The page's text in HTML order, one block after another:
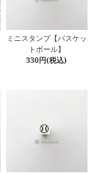
ミニスタンプ【バスケッ
トボール】
330円(税込)